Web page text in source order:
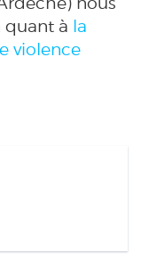
quant à la
violence